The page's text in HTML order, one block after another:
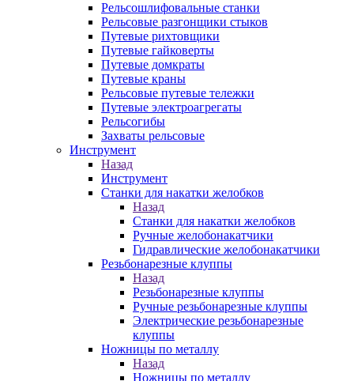
Рельсошлифовальные станки
Рельсовые разгонщики стыков
Путевые рихтовщики
Путевые гайковерты
Путевые домкраты
Путевые краны
Рельсовые путевые тележки
Путевые электроагрегаты
Рельсогибы
Захваты рельсовые
Инструмент
Назад
Инструмент
Станки для накатки желобков
Назад
Станки для накатки желобков
Ручные желобонакатчики
Гидравлические желобонакатчики
Резьбонарезные клуппы
Назад
Резьбонарезные клуппы
Ручные резьбонарезные клуппы
Электрические резьбонарезные
клуппы
Ножницы по металлу
Назад
Ножницы по металлу